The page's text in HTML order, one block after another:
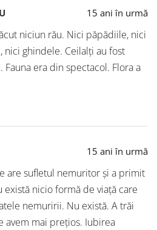
15 ani în urmă
niciun rău. Nici păpădiile, nici
nici ghindele. Ceilalți au fost
Fauna era din spectacol. Flora a
15 ani în urmă
are sufletul nemuritor şi a primit
există nicio formă de viaţă care
nemuririi. Nu există. A trăi
avem mai preţios. Iubirea